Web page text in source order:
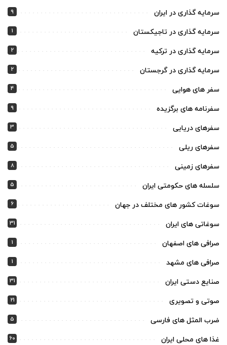
سرمایه گذاری در ایران 9
سرمایه گذاری در تاجیکستان 1
سرمایه گذاری در ترکیه 2
سرمایه گذاری در گرجستان 2
سفر های هوایی 4
سفرنامه های برگزیده 9
سفرهای دریایی 3
سفرهای ریلی 5
سفرهای زمینی 8
سلسله های حکومتی ایران 5
سوغات کشور های مختلف در جهان 6
سوغاتی های ایران 31
صرافی های اصفهان 1
صرافی های مشهد 1
صنایع دستی ایران 31
صوتی و تصویری 21
ضرب المثل های فارسی 5
غذا های محلی ایران 60